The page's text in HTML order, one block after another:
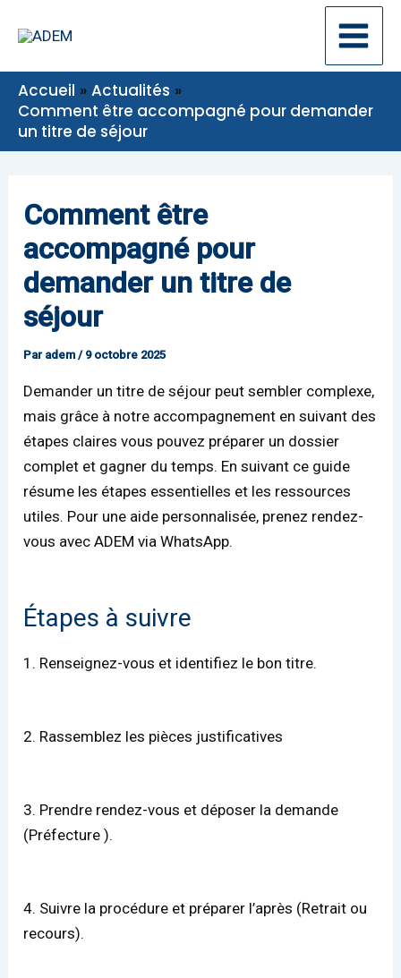
Accueil
Actualités
Comment être accompagné pour demander
un titre de séjour
Comment être
accompagné pour
demander un titre de
séjour
Par adem/ 9 octobre 2025
Demander un titre de séjour peut sembler complexe,
mais grâce à notre accompagnement en suivant des
étapes claires vous pouvez préparer un dossier
complet et gagner du temps. En suivant ce guide
résume les étapes essentielles et les ressources
utiles. Pour une aide personnalisée, prenez rendez-
vous avec ADEM via WhatsApp.
Étapes à suivre
1. Renseignez-vous et identifiez le bon titre.
2. Rassemblez les pièces justificatives
3. Prendre rendez-vous et déposer la demande
(Préfecture ).
4. Suivre la procédure et préparer l’après (Retrait ou
recours).
des